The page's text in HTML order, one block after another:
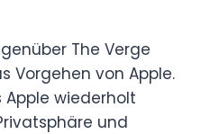
The Verge
Vorgehen von Apple.
Apple wiederholt
und